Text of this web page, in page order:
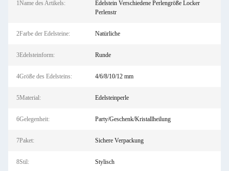
1Name des Artikels:
Edelstein Verschiedene Perlengröße Locker
Perlenstr
2Farbe der Edelsteine: Natürliche
3Edelsteinform: Runde
4Größe des Edelsteins: 4/6/8/10/12 mm
5Material: Edelsteinperle
6Gelegenheit: Party/Geschenk/Kristallheilung
7Paket: Sichere Verpackung
8Stil: Stylisch